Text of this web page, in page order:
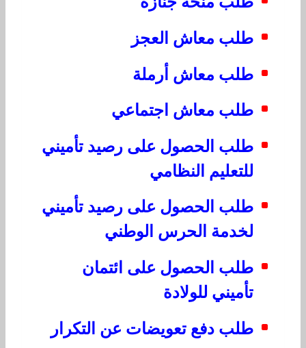
طلب معاش العجز
طلب معاش أرملة
طلب معاش اجتماعي
طلب الحصول على رصيد تأميني
للتعليم النظامي
طلب الحصول على رصيد تأميني
لخدمة الحرس الوطني
طلب الحصول على ائتمان
تأميني للولادة
طلب دفع تعويضات عن التكرار